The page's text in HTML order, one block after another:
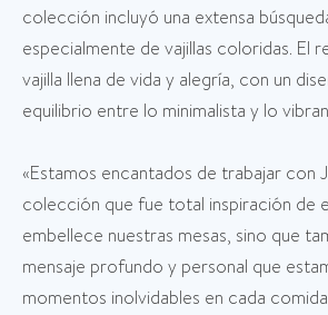
colección incluyó una extensa
especialmente de vajillas coloridas. El
vajilla llena de vida y alegría, con un
equilibrio entre lo minimalista y lo
«Estamos encantados de trabajar con
colección que fue total inspiración de
embellece nuestras mesas, sino que
mensaje profundo y personal que
momentos inolvidables en cada